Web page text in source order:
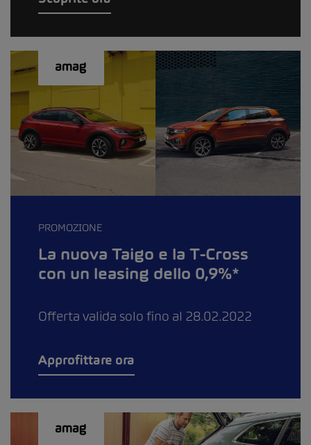
PROMOZIONE
La nuova Taigo e la T-Cross
con un leasing dello 0,9%*
Offerta valida solo fino al 28.02.2022
Approfittare ora